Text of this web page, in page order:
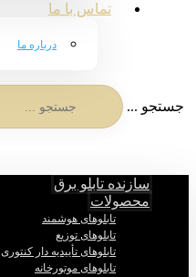
تماس با ما
درباره ما
جستجو ...
سازنده تابلو برق
محصولات
تابلوهای هوشمند
تابلوهای توزیع
تابلوهای تأییدیه دار کنتوری
تابلوهای موتورخانه